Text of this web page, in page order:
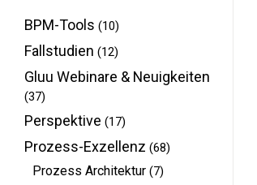
BPM-Tools (10)
Fallstudien (12)
Gluu Webinare & Neuigkeiten
(37)
Perspektive (17)
Prozess-Exzellenz (68)
Prozess Architektur (7)